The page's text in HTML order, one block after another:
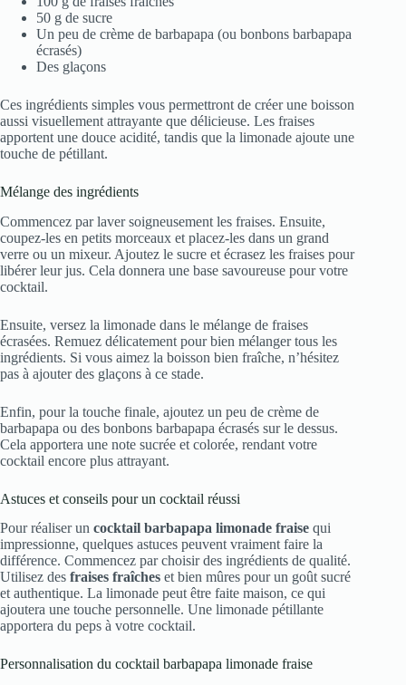
50 g de sucre
Un peu de crème de barbapapa (ou bonbons barbapapa
écrasés)
Des glaçons
Ces ingrédients simples vous permettront de créer une boisson
aussi visuellement attrayante que délicieuse. Les fraises
apportent une douce acidité, tandis que la limonade ajoute une
touche de pétillant.
Mélange des ingrédients
Commencez par laver soigneusement les fraises. Ensuite,
coupez-les en petits morceaux et placez-les dans un grand
verre ou un mixeur. Ajoutez le sucre et écrasez les fraises pour
libérer leur jus. Cela donnera une base savoureuse pour votre
cocktail.
Ensuite, versez la limonade dans le mélange de fraises
écrasées. Remuez délicatement pour bien mélanger tous les
ingrédients. Si vous aimez la boisson bien fraîche, n’hésitez
pas à ajouter des glaçons à ce stade.
Enfin, pour la touche finale, ajoutez un peu de crème de
barbapapa ou des bonbons barbapapa écrasés sur le dessus.
Cela apportera une note sucrée et colorée, rendant votre
cocktail encore plus attrayant.
Astuces et conseils pour un cocktail réussi
Pour réaliser un cocktail barbapapa limonade fraise qui
impressionne, quelques astuces peuvent vraiment faire la
différence. Commencez par choisir des ingrédients de qualité.
Utilisez des fraises fraîches et bien mûres pour un goût sucré
et authentique. La limonade peut être faite maison, ce qui
ajoutera une touche personnelle. Une limonade pétillante
apportera du peps à votre cocktail.
Personnalisation du cocktail barbapapa limonade fraise